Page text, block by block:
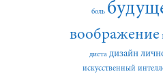
боль
воображение
диета дизайн
искусственный